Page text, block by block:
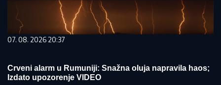
07. 08. 2026 20:37
Crveni alarm u Rumuniji: Snažna oluja napravila haos;
Izdato upozorenje VIDEO